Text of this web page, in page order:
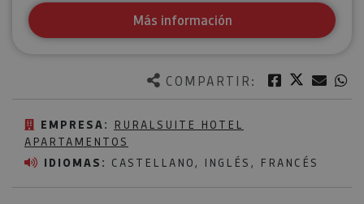
COMPARTIR: Facebook
Twitter
EMPRESA:
RURALSUITE HOTEL
APARTAMENTOS
IDIOMAS: CASTELLANO, INGLÉS, FRANCÉS
Más información